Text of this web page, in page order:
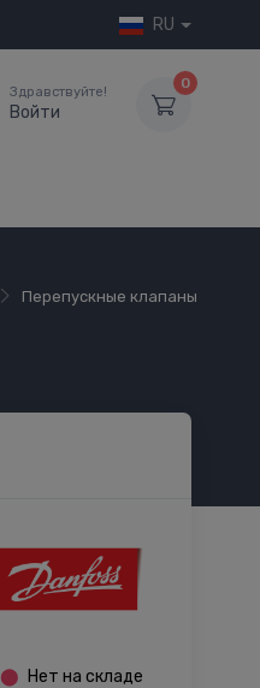
RU
Здравствуйте!
Войти
0
Перепускные клапаны
⬤ Нет на складе